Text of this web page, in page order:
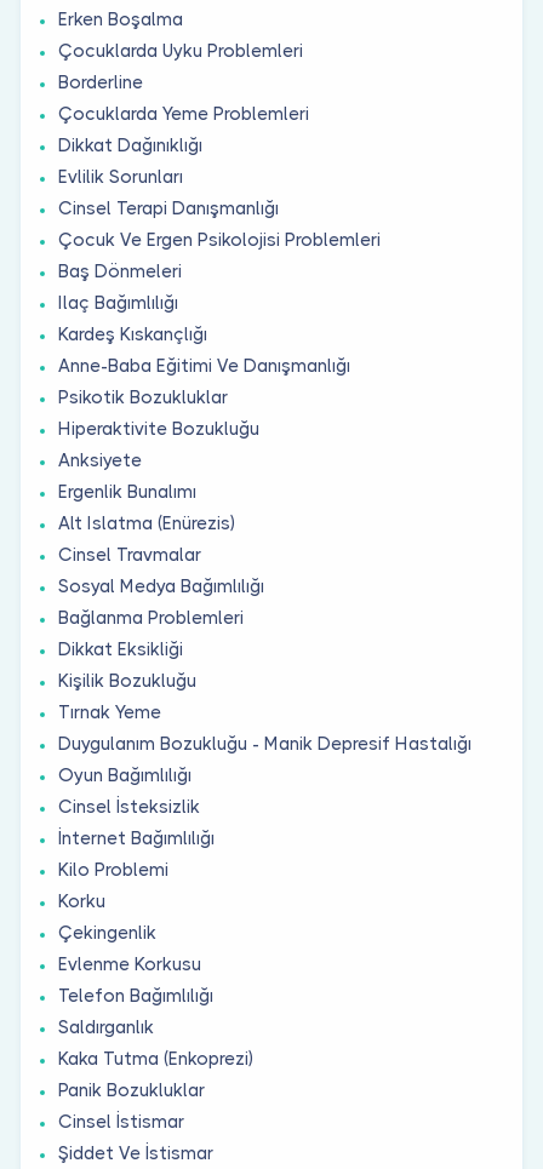
Erken Boşalma
Çocuklarda Uyku Problemleri
Borderline
Çocuklarda Yeme Problemleri
Dikkat Dağınıklığı
Evlilik Sorunları
Cinsel Terapi Danışmanlığı
Çocuk Ve Ergen Psikolojisi Problemleri
Baş Dönmeleri
Ilaç Bağımlılığı
Kardeş Kıskançlığı
Anne-Baba Eğitimi Ve Danışmanlığı
Psikotik Bozukluklar
Hiperaktivite Bozukluğu
Anksiyete
Ergenlik Bunalımı
Alt Islatma (Enürezis)
Cinsel Travmalar
Sosyal Medya Bağımlılığı
Bağlanma Problemleri
Dikkat Eksikliği
Kişilik Bozukluğu
Tırnak Yeme
Duygulanım Bozukluğu - Manik Depresif Hastalığı
Oyun Bağımlılığı
Cinsel İsteksizlik
İnternet Bağımlılığı
Kilo Problemi
Korku
Çekingenlik
Evlenme Korkusu
Telefon Bağımlılığı
Saldırganlık
Kaka Tutma (Enkoprezi)
Panik Bozukluklar
Cinsel İstismar
Şiddet Ve İstismar